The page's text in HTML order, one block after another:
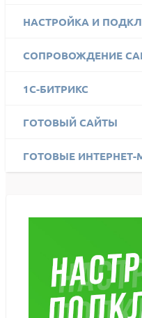
НАСТРОЙКА И
СОПРОВОЖДЕНИЕ
1C-БИТРИКС
ГОТОВЫЙ САЙТЫ
ГОТОВЫЕ